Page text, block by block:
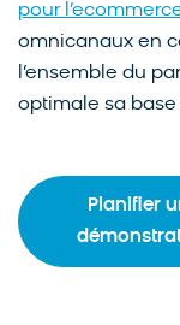
pour
omnicanaux en
l’ensemble du
optimale sa base
Planifier